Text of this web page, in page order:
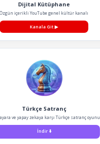
Dijital Kütüphane
Özgün içerikli YouTube genel kültür kanalı
Kanala Git▶
Türkçe Satranç
ve yapay zekaya karşı Türkçe satranç oyunu
İndir ⬇️